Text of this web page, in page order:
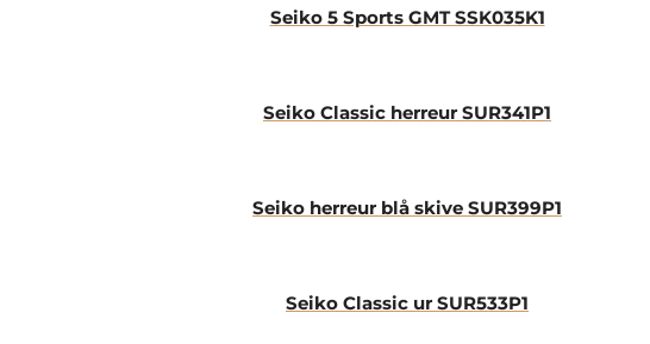
Seiko 5 Sports GMT SSK035K1
Seiko Classic herreur SUR341P1
Seiko herreur blå skive SUR399P1
Seiko Classic ur SUR533P1